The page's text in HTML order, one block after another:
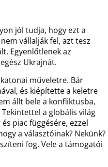
jól tudja, hogy ezt a
vállalják fel, azt tesz
Egyenlőtlenek az
Ukrajnát.
műveletre. Bár
és kiépítette a keletre
állt bele a konfliktusba,
a globális világ
piac függésére, ezzel
a választóinak? Nekünk?
fog. Vele a támogatói